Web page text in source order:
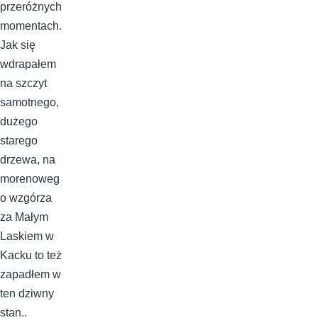
przeróżnych
momentach.
Jak się
wdrapałem
na szczyt
samotnego,
dużego
starego
drzewa, na
morenoweg
o wzgórza
za Małym
Laskiem w
Kacku to też
zapadłem w
ten dziwny
stan..